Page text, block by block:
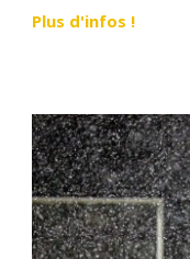
Plus d'infos !